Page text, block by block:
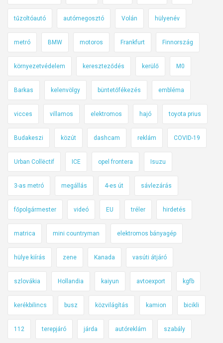
tűzoltóautó autómegosztó Volán hülyenév
metró BMW motoros Frankfurt Finnország
környezetvédelem kereszteződés kerülő M0
Barkas kelenvölgy büntetőfékezés embléma
vicces villamos elektromos hajó toyota prius
Budakeszi közút dashcam reklám COVID-19
Urban Collëctif ICE opel frontera Isuzu
3-as metró megállás 4-es út sávlezárás
főpolgármester videó EU tréler hirdetés
matrica mini countryman elektromos bányagép
hülye kiírás zene Kanada vasúti átjáró
szlovákia Hollandia kaiyun avtoexport kgfb
kerékbilincs busz közvilágítás kamion bicikli
112 terepjáró járda autóreklám szabály